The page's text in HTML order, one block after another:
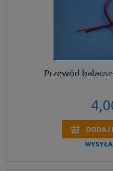
Przewód
DODAJ